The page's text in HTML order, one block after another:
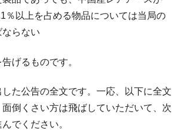
国製造業「半導体絶好調」のウラで他業
」⇒ PSIが示す現況は決して良くない。
韓激突案件】韓国消費者院が『クーパ
型イージス搭載の次世代駆逐艦
2032年竣工と公示
日本円】ウォン安が急進！ 日米の協調
％以上を占める物品については当局の
らない
げるものです。
した公告の全文です。一応、以下に全文
倒くさい方は飛ばしていただいて、次
でください。